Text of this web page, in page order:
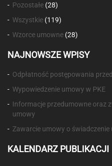
Pozostałe (28)
Wszystkie (119)
Wzorce umowne (28)
NAJNOWSZE WPISY
Odpłatność postępowania
Wypowiedzenie umowy w PKE
Informacje przedumowne oraz
umowy
Zawarcie umowy o świadczenie
KALENDARZ PUBLIKACJI